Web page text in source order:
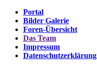
Portal
Bilder Galerie
Foren-Übersicht
Das Team
Impressum
Datenschutzerklärung